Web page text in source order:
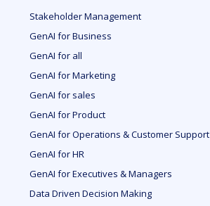
Stakeholder Management
GenAI for Business
GenAI for all
GenAI for Marketing
GenAI for sales
GenAI for Product
GenAI for Operations & Customer Support
GenAI for HR
GenAI for Executives & Managers
Data Driven Decision Making